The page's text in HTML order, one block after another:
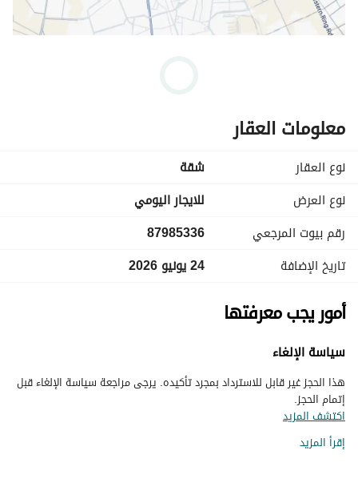
معلومات العقار
نوع العقار
شقة
نوع العرض
للايجار اليومي
رقم بيوت المرجعي
87985336
تاريخ الإضافة
24 يونيو 2026
أمور يجب معرفتها
سياسة الإلغاء
هذا الحجز غير قابل للاسترداد بمجرد تأكيده. يرجى مراجعة سياسة الإلغاء قبل
إتمام الحجز.
اكتشف المزيد
إقرأ المزيد